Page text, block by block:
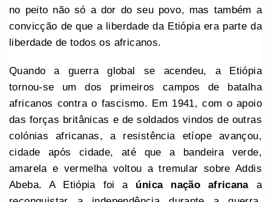
no peito não só a dor do seu povo, mas também a
convicção de que a liberdade da Etiópia era parte da
liberdade de todos os africanos.
Quando a guerra global se acendeu, a Etiópia
tornou-se um dos primeiros campos de batalha
africanos contra o fascismo. Em 1941, com o apoio
das forças britânicas e de soldados vindos de outras
colónias africanas, a resistência etíope avançou,
cidade após cidade, até que a bandeira verde,
amarela e vermelha voltou a tremular sobre Addis
Abeba. A Etiópia foi a única nação africanaa